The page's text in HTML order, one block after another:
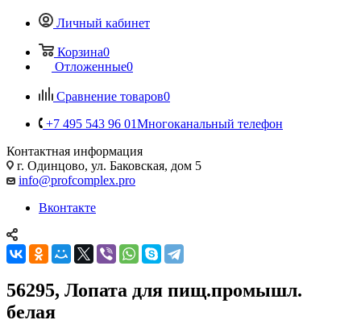
Личный кабинет
Корзина0
Отложенные0
Сравнение товаров0
+7 495 543 96 01Многоканальный телефон
Контактная информация
г. Одинцово, ул. Баковская, дом 5
info@profcomplex.pro
Вконтакте
56295, Лопата для пищ.промышл.
белая